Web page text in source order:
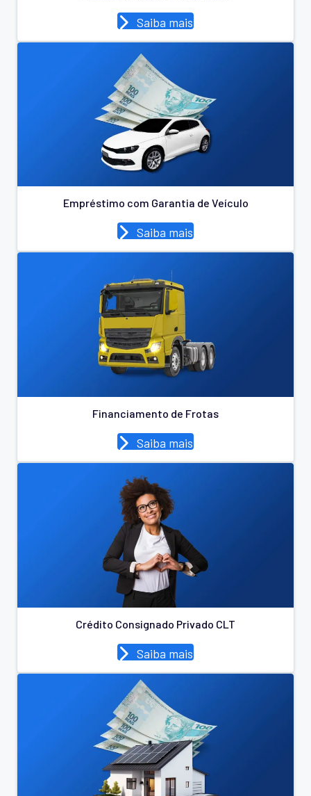
Saiba mais
Empréstimo com Garantia de Veículo
Saiba mais
Financiamento de Frotas
Saiba mais
Crédito Consignado Privado CLT
Saiba mais